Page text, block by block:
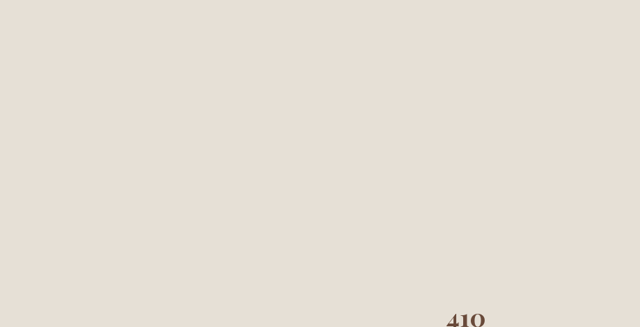
410